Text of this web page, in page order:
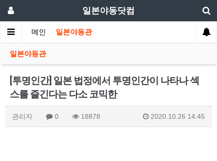
일본야동닷컴
메인 일본야동관
일본야동관
[투명인간] 일본 법정에서 투명인간이 나타나 섹
스를 즐긴다는 다소 코믹한
관리자 0 18878 2020.10.26 14:45